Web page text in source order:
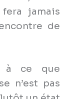
jamais
de
à ce que
n’est pas